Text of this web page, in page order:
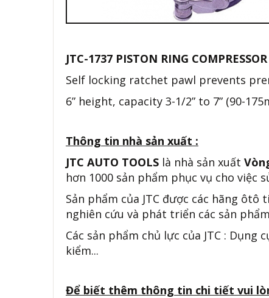
JTC-1737 PISTON RING COMPRESSOR
Self locking ratchet pawl prevents
6” height, capacity 3-1/2” to 7” (90-
Thông tin nhà sản xuất :
JTC AUTO TOOLS là nhà sản xuất
hơn 1000 sản phẩm phục vụ cho việc
Sản phẩm của JTC được các hãng ôtô
nghiên cứu và phát triển các sản
Các sản phẩm chủ lực của JTC :
kiểm...
Để biết thêm thông tin chi tiết vui